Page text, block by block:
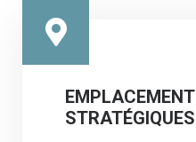
STRATÉGIQUES